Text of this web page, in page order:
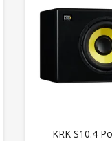
KRK S10.4